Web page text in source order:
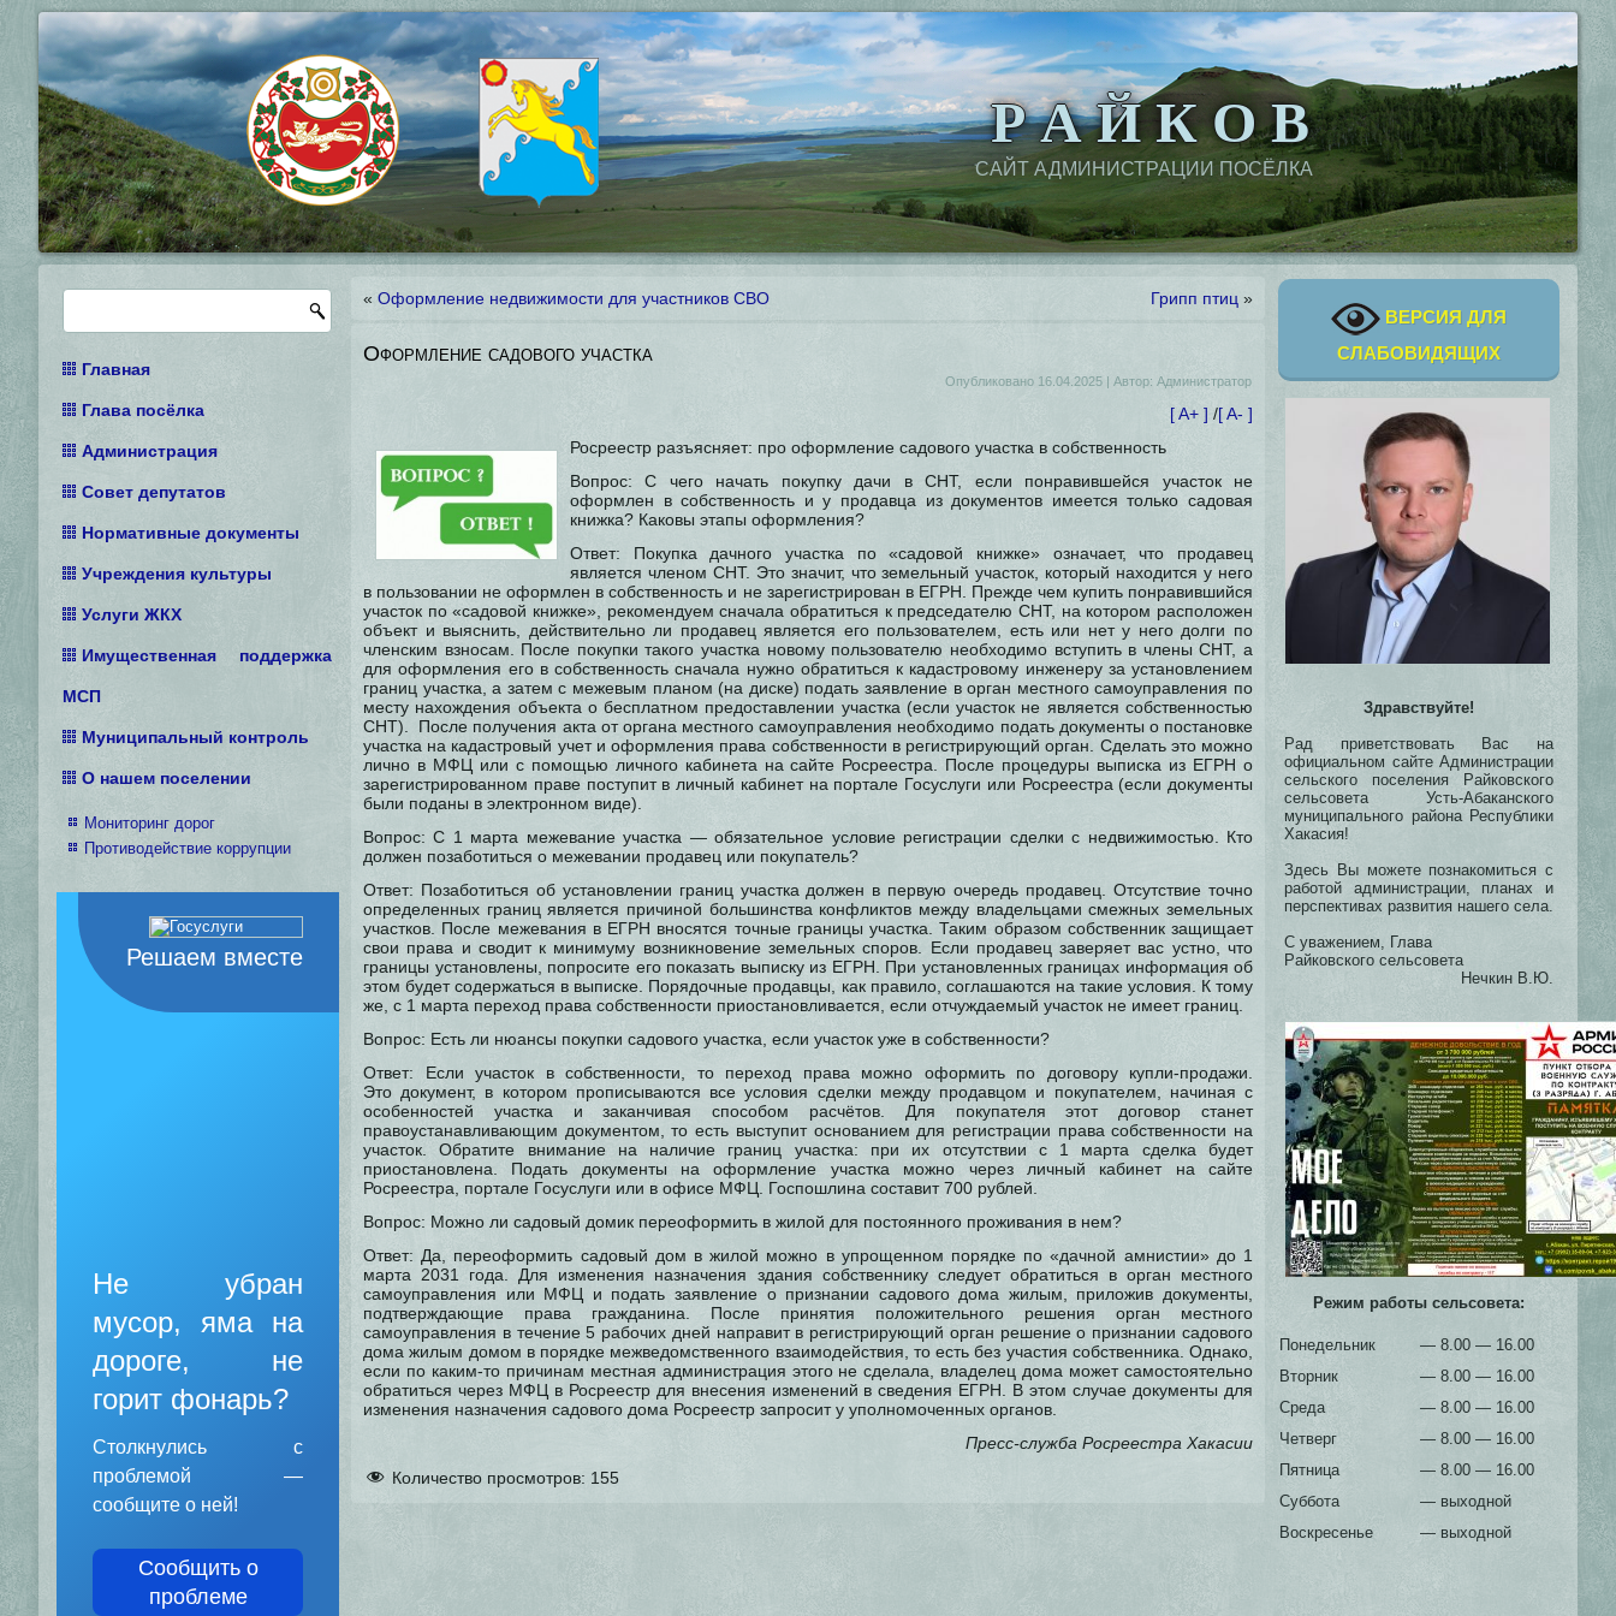
Р А Й К О В
САЙТ АДМИНИСТРАЦИИ ПОСЁЛКА
Главная
Глава посёлка
Администрация
Совет депутатов
Нормативные документы
Учреждения культуры
Услуги ЖКХ
Имущественная поддержка
МСП
Муниципальный контроль
О нашем поселении
Мониторинг дорог
Противодействие коррупции
Решаем вместе
Не убран
мусор, яма на
дороге, не
горит фонарь?
Столкнулись с
проблемой —
сообщите о ней!
Сообщить о
проблеме
« Оформление недвижимости для участников СВО Грипп птиц »
Оформление садового участка
Опубликовано 16.04.2025 | Автор: Администратор
[ A+ ] /[ A- ]
Росреестр разъясняет: про оформление садового участка в собственность
Вопрос: С чего начать покупку дачи в СНТ, если понравившейся участок не
оформлен в собственность и у продавца из документов имеется только садовая
книжка? Каковы этапы оформления?
Ответ: Покупка дачного участка по «садовой книжке» означает, что продавец
является членом СНТ. Это значит, что земельный участок, который находится у него
в пользовании не оформлен в собственность и не зарегистрирован в ЕГРН. Прежде чем купить понравившийся
участок по «садовой книжке», рекомендуем сначала обратиться к председателю СНТ, на котором расположен
объект и выяснить, действительно ли продавец является его пользователем, есть или нет у него долги по
членским взносам. После покупки такого участка новому пользователю необходимо вступить в члены СНТ, а
для оформления его в собственность сначала нужно обратиться к кадастровому инженеру за установлением
границ участка, а затем с межевым планом (на диске) подать заявление в орган местного самоуправления по
месту нахождения объекта о бесплатном предоставлении участка (если участок не является собственностью
СНТ). После получения акта от органа местного самоуправления необходимо подать документы о постановке
участка на кадастровый учет и оформления права собственности в регистрирующий орган. Сделать это можно
лично в МФЦ или с помощью личного кабинета на сайте Росреестра. После процедуры выписка из ЕГРН о
зарегистрированном праве поступит в личный кабинет на портале Госуслуги или Росреестра (если документы
были поданы в электронном виде).
Вопрос: С 1 марта межевание участка — обязательное условие регистрации сделки с недвижимостью. Кто
должен позаботиться о межевании продавец или покупатель?
Ответ: Позаботиться об установлении границ участка должен в первую очередь продавец. Отсутствие точно
определенных границ является причиной большинства конфликтов между владельцами смежных земельных
участков. После межевания в ЕГРН вносятся точные границы участка. Таким образом собственник защищает
свои права и сводит к минимуму возникновение земельных споров. Если продавец заверяет вас устно, что
границы установлены, попросите его показать выписку из ЕГРН. При установленных границах информация об
этом будет содержаться в выписке. Порядочные продавцы, как правило, соглашаются на такие условия. К тому
же, с 1 марта переход права собственности приостановливается, если отчуждаемый участок не имеет границ.
Вопрос: Есть ли нюансы покупки садового участка, если участок уже в собственности?
Ответ: Если участок в собственности, то переход права можно оформить по договору купли-продажи.
Это документ, в котором прописываются все условия сделки между продавцом и покупателем, начиная с
особенностей участка и заканчивая способом расчётов. Для покупателя этот договор станет
правоустанавливающим документом, то есть выступит основанием для регистрации права собственности на
участок. Обратите внимание на наличие границ участка: при их отсутствии с 1 марта сделка будет
приостановлена. Подать документы на оформление участка можно через личный кабинет на сайте
Росреестра, портале Госуслуги или в офисе МФЦ. Госпошлина составит 700 рублей.
Вопрос: Можно ли садовый домик переоформить в жилой для постоянного проживания в нем?
Ответ: Да, переоформить садовый дом в жилой можно в упрощенном порядке по «дачной амнистии» до 1
марта 2031 года. Для изменения назначения здания собственнику следует обратиться в орган местного
самоуправления или МФЦ и подать заявление о признании садового дома жилым, приложив документы,
подтверждающие права гражданина. После принятия положительного решения орган местного
самоуправления в течение 5 рабочих дней направит в регистрирующий орган решение о признании садового
дома жилым домом в порядке межведомственного взаимодействия, то есть без участия собственника. Однако,
если по каким-то причинам местная администрация этого не сделала, владелец дома может самостоятельно
обратиться через МФЦ в Росреестр для внесения изменений в сведения ЕГРН. В этом случае документы для
изменения назначения садового дома Росреестр запросит у уполномоченных органов.
Пресс-служба Росреестра Хакасии
Количество просмотров: 155
ВЕРСИЯ ДЛЯ
СЛАБОВИДЯЩИХ
Здравствуйте!
Рад приветствовать Вас на
официальном сайте Администрации
сельского поселения Райковского
сельсовета Усть-Абаканского
муниципального района Республики
Хакасия!
Здесь Вы можете познакомиться с
работой администрации, планах и
перспективах развития нашего села.
С уважением, Глава
Райковского сельсовета
Нечкин В.Ю.
Режим работы сельсовета:
Понедельник
— 8.00 — 16.00
Вторник
— 8.00 — 16.00
Среда
— 8.00 — 16.00
Четверг
— 8.00 — 16.00
Пятница
— 8.00 — 16.00
Суббота
— выходной
Воскресенье
— выходной